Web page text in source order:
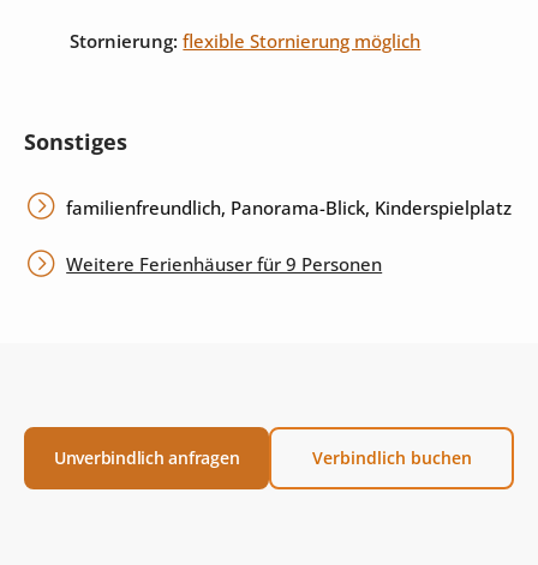
Stornierung: flexible Stornierung möglich
Sonstiges
familienfreundlich, Panorama-Blick, Kinderspielplatz
Weitere Ferienhäuser für 9 Personen
Unverbindlich anfragen Verbindlich buchen